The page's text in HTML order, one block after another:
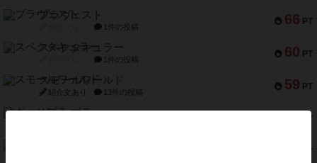
66 PT
ブラヴェスト
1件の投稿
60 PT
スペクタキュラー
1件の投稿
59 PT
スモールワールド
紹介文あり 13件の投稿
PT
ギャンブラー
PT